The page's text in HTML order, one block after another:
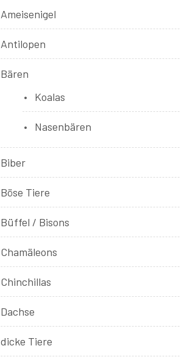
Ameisenigel
Antilopen
Bären
Koalas
Nasenbären
Biber
Böse Tiere
Büffel / Bisons
Chamäleons
Chinchillas
Dachse
dicke Tiere